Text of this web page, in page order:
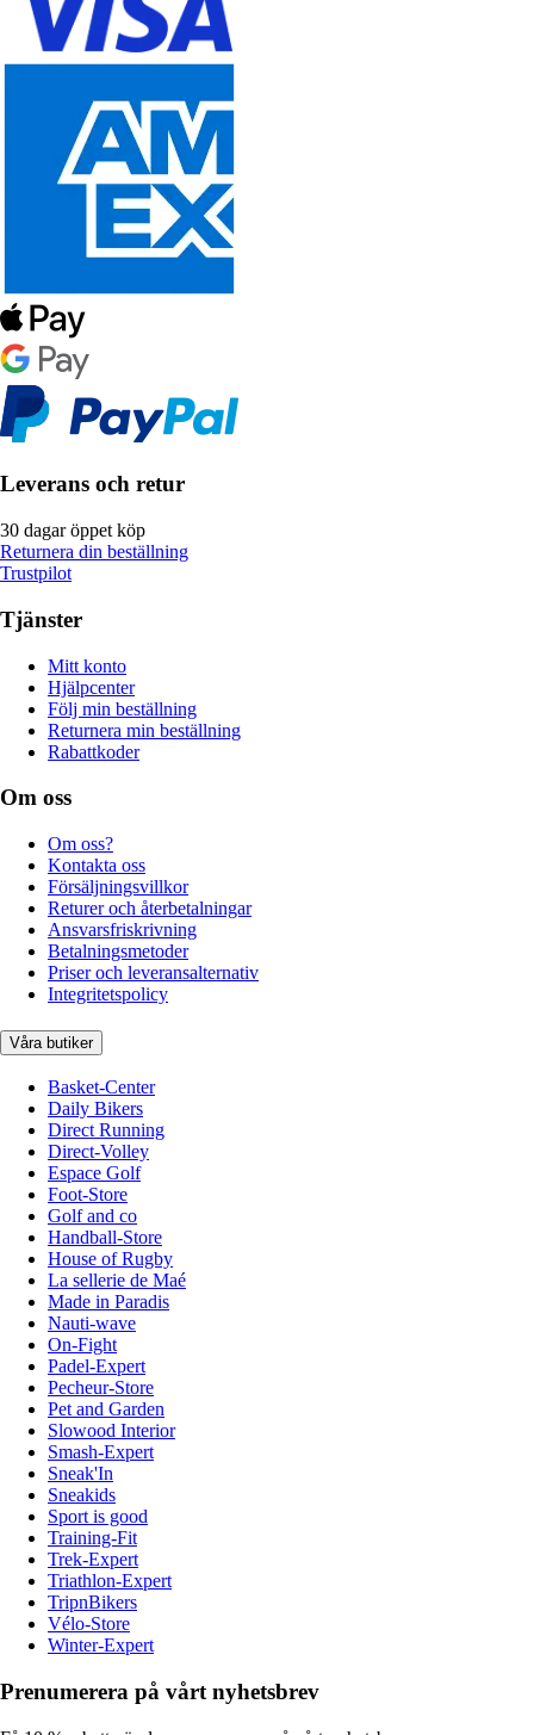
Leverans och retur
30 dagar öppet köp
Returnera din beställning
Trustpilot
Tjänster
Mitt konto
Hjälpcenter
Följ min beställning
Returnera min beställning
Rabattkoder
Om oss
Om oss?
Kontakta oss
Försäljningsvillkor
Returer och återbetalningar
Ansvarsfriskrivning
Betalningsmetoder
Priser och leveransalternativ
Integritetspolicy
Våra butiker
Basket-Center
Daily Bikers
Direct Running
Direct-Volley
Espace Golf
Foot-Store
Golf and co
Handball-Store
House of Rugby
La sellerie de Maé
Made in Paradis
Nauti-wave
On-Fight
Padel-Expert
Pecheur-Store
Pet and Garden
Slowood Interior
Smash-Expert
Sneak'In
Sneakids
Sport is good
Training-Fit
Trek-Expert
Triathlon-Expert
TripnBikers
Vélo-Store
Winter-Expert
Prenumerera på vårt nyhetsbrev